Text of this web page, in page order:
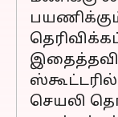
செயலி